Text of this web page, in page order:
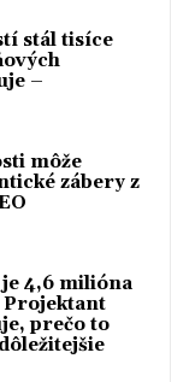
stál tisíce
–
môže
zábery z
4,6 milióna
prečo to